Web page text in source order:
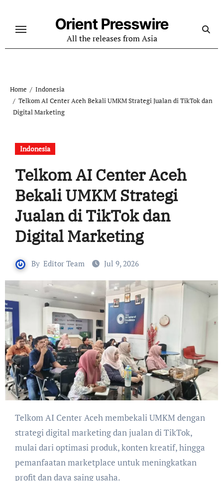
content
Orient Presswire
All the releases from Asia
Home
Indonesia
Telkom AI Center Aceh Bekali UMKM Strategi Jualan di TikTok dan
Digital Marketing
Indonesia
Telkom AI Center Aceh
Bekali UMKM Strategi
Jualan di TikTok dan
Digital Marketing
By Editor Team Jul 9, 2026
Telkom AI Center Aceh membekali UMKM dengan
strategi digital marketing dan jualan di TikTok,
mulai dari optimasi produk, konten kreatif, hingga
pemanfaatan marketplace untuk meningkatkan
profit dan daya saing usaha.